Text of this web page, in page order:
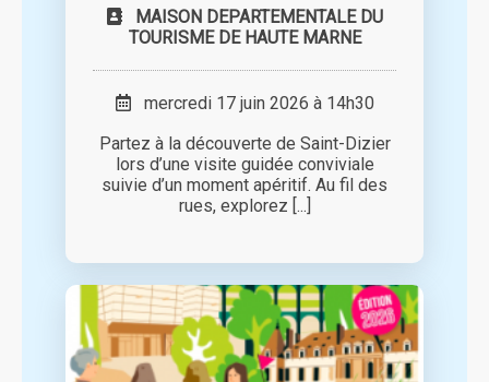
MAISON DEPARTEMENTALE DU
TOURISME DE HAUTE MARNE
mercredi 17 juin 2026 à 14h30
Partez à la découverte de Saint-Dizier
lors d’une visite guidée conviviale
suivie d’un moment apéritif. Au fil des
rues, explorez [...]